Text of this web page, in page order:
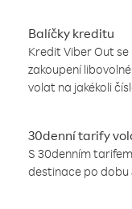
Balíčky kreditu
Kredit Viber Out
zakoupení
volat na jakékoli
30denní tarify
S 30denním
destinace po dobu